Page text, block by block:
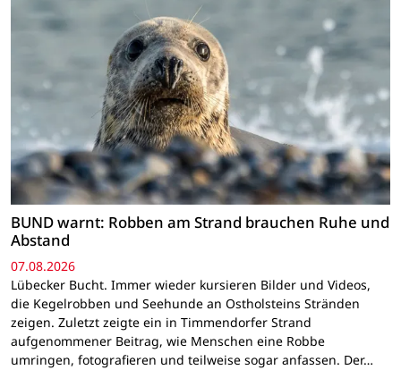
BUND warnt: Robben am Strand brauchen Ruhe und
Abstand
07.08.2026
Lübecker Bucht. Immer wieder kursieren Bilder und Videos,
die Kegelrobben und Seehunde an Ostholsteins Stränden
zeigen. Zuletzt zeigte ein in Timmendorfer Strand
aufgenommener Beitrag, wie Menschen eine Robbe
umringen, fotografieren und teilweise sogar anfassen. Der…